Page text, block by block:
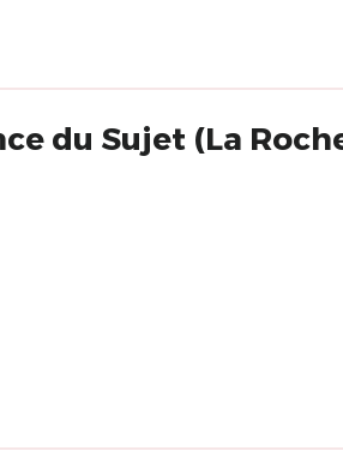
du Sujet (La